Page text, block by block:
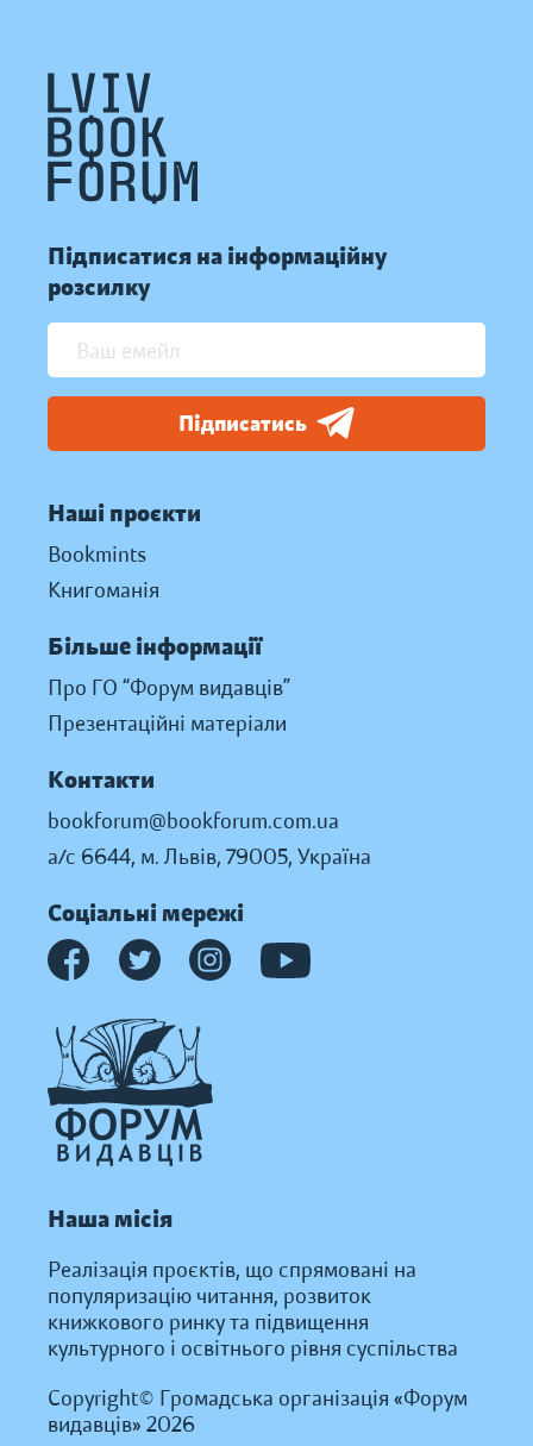
Підписатися на інформаційну
розсилку
Підписатись
Наші проєкти
Bookmints
Книгоманія
Більше інформації
Про ГО “Форум видавців”
Презентаційні матеріали
Контакти
bookforum@bookforum.com.ua
а/с 6644, м. Львів, 79005, Україна
Соціальні мережі
Наша місія
Реалізація проєктів, що спрямовані на
популяризацію читання, розвиток
книжкового ринку та підвищення
культурного і освітнього рівня суспільства
Copyright© Громадська організація «Форум
видавців» 2026